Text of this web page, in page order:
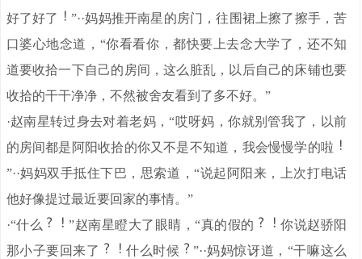
好了好了
”··妈妈推开南星的房门，往围裙上擦了擦手，苦
口婆心地念道，“你看看你，都快要上去念大学了，还不知
道要收拾一下自己的房间，这么脏乱，以后自己的床铺也要
收拾的干干净净，不然被舍友看到了多不好。”
·赵南星转过身去对着老妈，“哎呀妈，你就别管我了，以前
的房间都是阿阳收拾的你又不是不知道，我会慢慢学的啦
”··妈妈双手抵住下巴，思索道，“说起阿阳来，上次打电话
他好像提过最近要回家的事情。”
·“什么
”赵南星瞪大了眼睛，“真的假的
你说赵骄阳
那小子要回来了
什么时候
”··妈妈惊讶道，“干嘛这么